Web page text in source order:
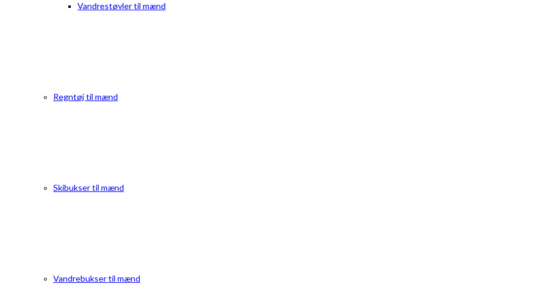
Vandrestøvler til mænd
Regntøj til mænd
Skibukser til mænd
Vandrebukser til mænd